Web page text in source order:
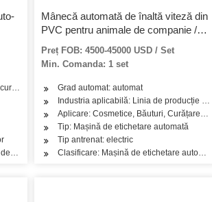
îngrijire a părului, Ulei, Ceai, Industria băuturilor
de ambalare
și ambalare, ambalare pentru vânzări
Mânecă automată de înaltă viteză din
PVC pentru animale de companie /
etichetare autoadezivă
Preț FOB: 4500-45000 USD / Set
Min. Comanda: 1 set
Grad automat: automat
Industria aplicabilă: Linia de producție
Aplicare: Cosmetice, Băuturi, Curățare,
Tip: Mașină de etichetare automată
Tip antrenat: electric
Clasificare: Mașină de etichetare